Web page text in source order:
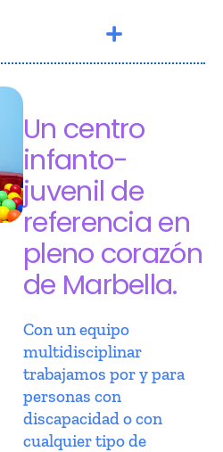
Un centro
infanto-
juvenil de
referencia en
pleno corazón
de Marbella.
Con un equipo
multidisciplinar
trabajamos por y para
personas con
discapacidad o con
cualquier tipo de